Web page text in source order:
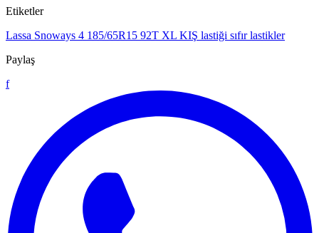
Etiketler
Lassa Snoways 4 185/65R15 92T XL KIŞ lastiği sıfır lastikler
Paylaş
f